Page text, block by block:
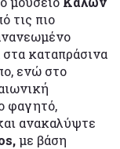
τις πιο
καταπράσινα
ενώ στο
φαγητό,
ανακαλύψτε
με βάση